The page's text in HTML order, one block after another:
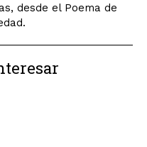
desde el Poema de